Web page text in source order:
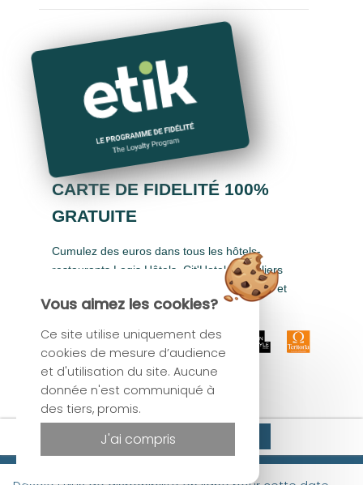
CARTE DE FIDELITÉ 100%
GRATUITE
Cumulez des euros dans tous les hôtels-
restaurants Logis Hôtels, Cit'Hotel, Singuliers
Hôtels, Demeures & Châteaux, Urban Style et
Auberge de Pays.
Site officiel
Meilleur tarif garanti
Vous aimez les cookies?
Ce site utilise uniquement des
cookies de mesure d’audience
et d'utilisation du site. Aucune
donnée n'est communiqué à
des tiers, promis.
J'ai compris